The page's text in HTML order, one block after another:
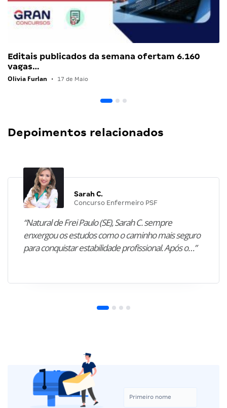
Editais publicados da semana ofertam 6.160
vagas…
Olivia Furlan • 17 de Maio
Depoimentos relacionados
Sarah C.
Concurso Enfermeiro PSF
“Natural de Frei Paulo (SE), Sarah C. sempre
enxergou os estudos como o caminho mais seguro
para conquistar estabilidade profissional. Após o…”